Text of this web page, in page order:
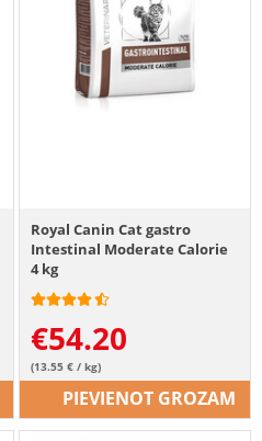
Royal Canin Cat gastro
Intestinal Moderate Calorie
4 kg
€54.20
(13.55 € / kg)
PIEVIENOT GROZAM